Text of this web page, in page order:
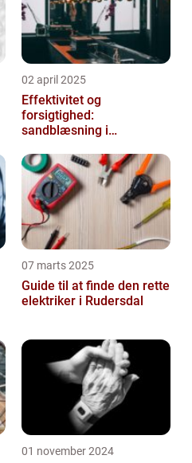
02 april 2025
Effektivitet og
forsigtighed:
sandblæsning i
07 marts 2025
Guide til at finde den rette
elektriker i Rudersdal
01 november 2024